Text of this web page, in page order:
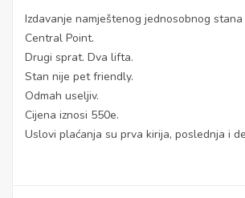
Izdavanje namještenog jednosobnog
Central Point.
Drugi sprat. Dva lifta.
Stan nije pet friendly.
Odmah useljiv.
Cijena iznosi 550e.
Uslovi plaćanja su prva kirija, poslednja i